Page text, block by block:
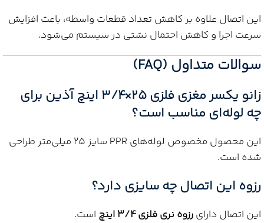
این اتصال علاوه بر کاهش تعداد قطعات واسطه، باعث افزایش
سرعت اجرا و کاهش احتمال نشتی در سیستم می‌شود.
سوالات متداول (FAQ)
زانو یکسر مغزی فلزی 25×3/4 اینچ آذین
برای
چه لوله‌ای مناسب است؟
این محصول مخصوص لوله‌های PPR سایز 25 میلی‌متر طراحی
شده است.
رزوه این اتصال چه سایزی دارد؟
این اتصال دارایرزوه نری فلزی 3/4 اینچ است.